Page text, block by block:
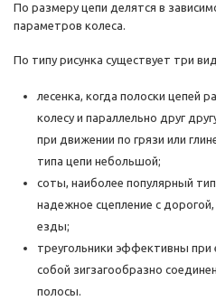
По размеру цепи делятся в
параметров колеса.
По типу рисунка существует три
лесенка, когда полоски цепей
колесу и параллельно друг
при движении по грязи или
типа цепи небольшой;
соты, наиболее популярный
надежное сцепление с
езды;
треугольники эффективны при
собой зигзагообразно
полосы.